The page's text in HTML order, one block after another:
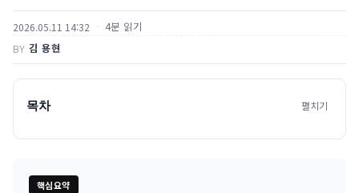
2026.05.11 14:32 4분 읽기
BY 김 용현
목차 펼치기
핵심요약